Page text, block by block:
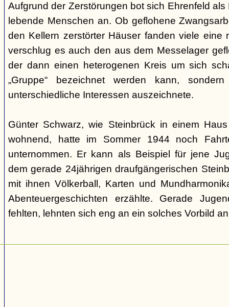
Aufgrund der Zerstörungen bot sich Ehrenfeld
lebende Menschen an. Ob geflohene
den Kellern zerstörter Häuser fanden viele eine
verschlug es auch den aus dem Messelager
der dann einen heterogenen Kreis um sich
„Gruppe“ bezeichnet werden kann,
unterschiedliche Interessen auszeichnete.
Günter Schwarz, wie Steinbrück in einem
wohnend, hatte im Sommer 1944 noch
unternommen. Er kann als Beispiel für jene
dem gerade 24jährigen draufgängerischen
mit ihnen Völkerball, Karten und
Abenteuergeschichten erzählte. Gerade
fehlten, lehnten sich eng an ein solches Vorbild